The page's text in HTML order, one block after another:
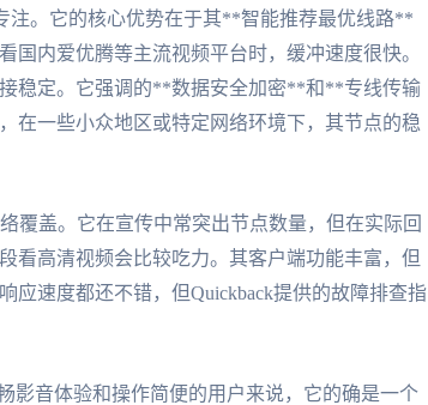
注。它的核心优势在于其**智能推荐最优线路**
国内爱优腾等主流视频平台时，缓冲速度很快。
稳定。它强调的**数据安全加密**和**专线传输
在一些小众地区或特定网络环境下，其节点的稳
覆盖。它在宣传中常突出节点数量，但在实际回
看高清视频会比较吃力。其客户端功能丰富，但
速度都还不错，但Quickback提供的故障排查指
影音体验和操作简便的用户来说，它的确是一个